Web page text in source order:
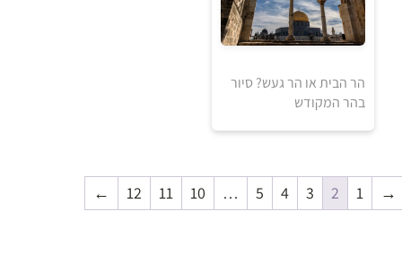
הר הבית או הר געש? סיור
בהר המקודש
→
1
2
3
4
5
…
10
11
12
←